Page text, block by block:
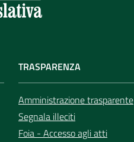
TRASPARENZA
Amministrazione trasparente
Segnala illeciti
Foia - Accesso agli atti